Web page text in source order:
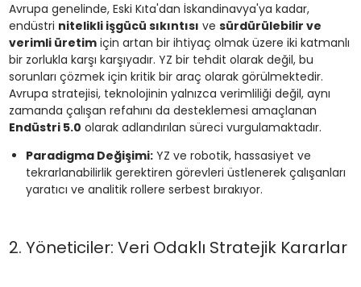
Avrupa genelinde, Eski Kıta'dan İskandinavya'ya kadar,
endüstri nitelikli işgücü sıkıntısı ve sürdürülebilir ve
verimli üretimiçin artan bir ihtiyaç olmak üzere iki katmanlı
bir zorlukla karşı karşıyadır. YZ bir tehdit olarak değil, bu
sorunları çözmek için kritik bir araç olarak görülmektedir.
Avrupa stratejisi, teknolojinin yalnızca verimliliği değil, aynı
zamanda çalışan refahını da desteklemesi amaçlanan
Endüstri 5.0 olarak adlandırılan süreci vurgulamaktadır.
Paradigma Değişimi:YZ ve robotik, hassasiyet ve
tekrarlanabilirlik gerektiren görevleri üstlenerek çalışanları
yaratıcı ve analitik rollere serbest bırakıyor.
2. Yöneticiler: Veri Odaklı Stratejik Kararlar